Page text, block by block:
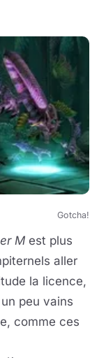
Gotcha!
M est plus
aller
la licence,
peu vains
comme ces